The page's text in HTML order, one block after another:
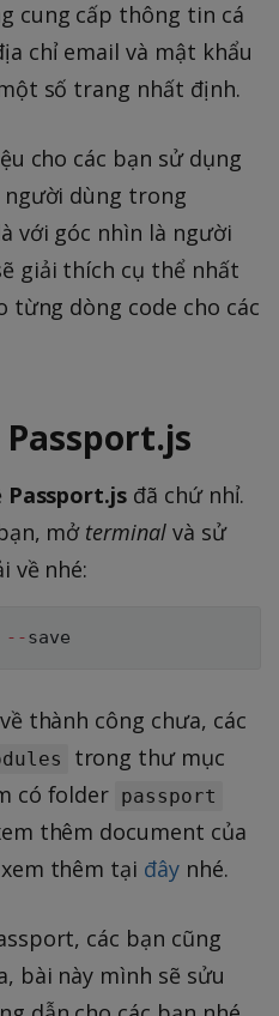
cung cấp thông tin cá
chỉ email và mật khẩu
số trang nhất định.
cho các bạn sử dụng
người dùng trong
với góc nhìn là người
giải thích cụ thể nhất
từng dòng code cho các
Passport.js đã chứ nhỉ.
mở terminalvà sử
về nhé:
--
thành công chưa, các
trong thư mục
có folder passport
thêm document của
thêm tại đâynhé.
các bạn cũng
bài này mình sẽ sửu